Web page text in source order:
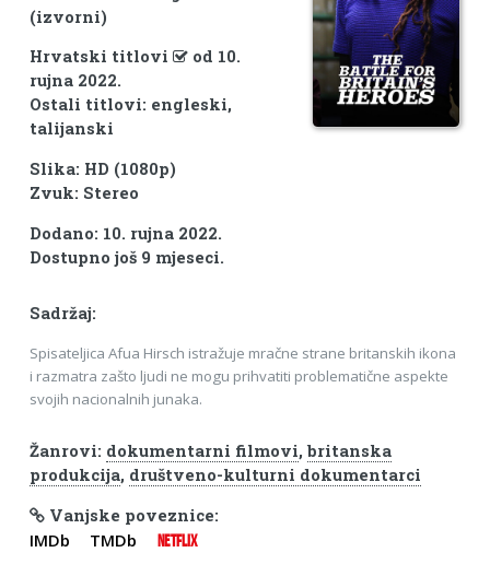
(izvorni)
Hrvatski titlovi
od 10.
rujna 2022.
Ostali titlovi: engleski,
talijanski
Slika: HD (1080p)
Zvuk: Stereo
Dodano: 10. rujna 2022.
Dostupno još 9 mjeseci.
Sadržaj:
Spisateljica Afua Hirsch istražuje mračne strane britanskih ikona
i razmatra zašto ljudi ne mogu prihvatiti problematične aspekte
svojih nacionalnih junaka.
Žanrovi: dokumentarni filmovi, britanska
produkcija, društveno-kulturni dokumentarci
Vanjske poveznice:
IMDb TMDb NETFLIX